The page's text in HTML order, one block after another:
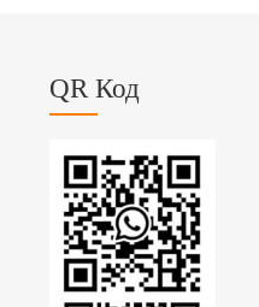
QR Код